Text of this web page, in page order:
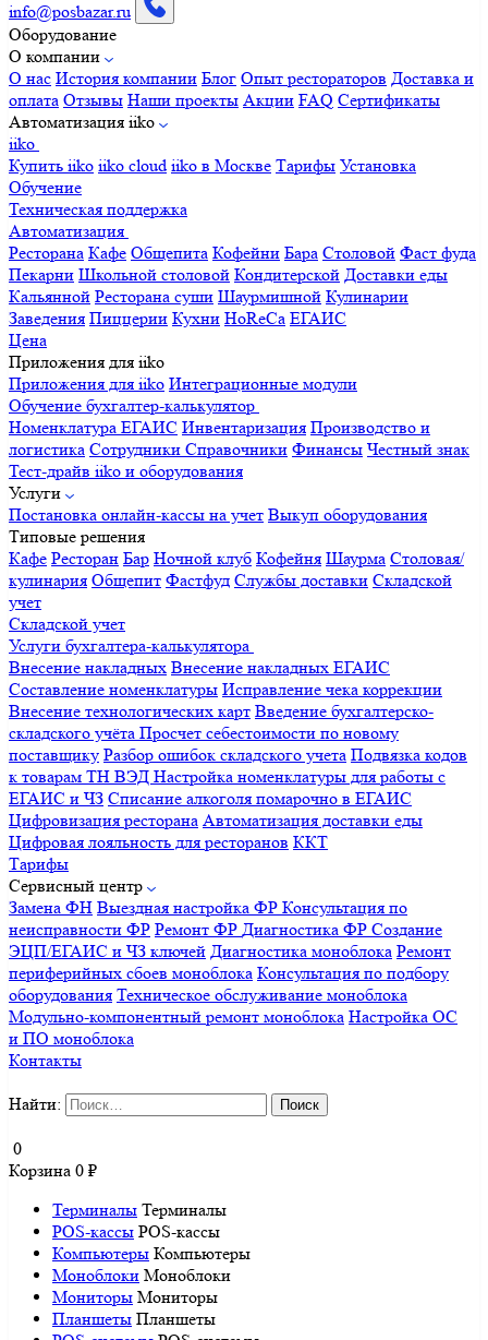
info@posbazar.ru
Оборудование
О компании
О нас История компании Блог Опыт рестораторов Доставка и
оплата Отзывы Наши проекты Акции FAQ Сертификаты
Автоматизация iiko
iiko
Купить iiko iiko cloud iiko в Москве Тарифы Установка
Обучение
Техническая поддержка
Автоматизация
Ресторана Кафе Общепита Кофейни Бара Столовой Фаст фуда
Пекарни Школьной столовой Кондитерской Доставки еды
Кальянной Ресторана суши Шаурмишной Кулинарии
Заведения Пиццерии Кухни HoReCa ЕГАИС
Цена
Приложения для iiko
Приложения для iiko Интеграционные модули
Обучение бухгалтер-калькулятор
Номенклатура ЕГАИС Инвентаризация Производство и
логистика Сотрудники Справочники Финансы Честный знак
Тест-драйв iiko и оборудования
Услуги
Постановка онлайн-кассы на учет Выкуп оборудования
Типовые решения
Кафе Ресторан Бар Ночной клуб Кофейня Шаурма Столовая/
кулинария Общепит Фастфуд Службы доставки Складской
учет
Складской учет
Услуги бухгалтера-калькулятора
Внесение накладных Внесение накладных ЕГАИС
Составление номенклатуры Исправление чека коррекции
Внесение технологических карт Введение бухгалтерско-
складского учёта Просчет себестоимости по новому
поставщику Разбор ошибок складского учета Подвязка кодов
к товарам ТН ВЭД Настройка номенклатуры для работы с
ЕГАИС и ЧЗ Списание алкоголя помарочно в ЕГАИС
Цифровизация ресторана Автоматизация доставки еды
Цифровая лояльность для ресторанов ККТ
Тарифы
Сервисный центр
Замена ФН Выездная настройка ФР Консультация по
неисправности ФР Ремонт ФР Диагностика ФР Создание
ЭЦП/ЕГАИС и ЧЗ ключей Диагностика моноблока Ремонт
периферийных сбоев моноблока Консультация по подбору
оборудования Техническое обслуживание моноблока
Модульно-компонентный ремонт моноблока Настройка ОС
и ПО моноблока
Контакты
Найти:
0
Корзина 0 ₽
Терминалы Терминалы
POS-кассы POS-кассы
Компьютеры Компьютеры
Моноблоки Моноблоки
Мониторы Мониторы
Планшеты Планшеты